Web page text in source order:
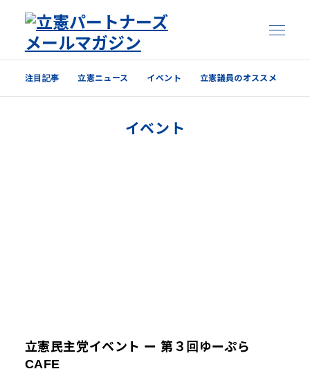
注目記事 立憲ニュース イベント 立憲議員のオススメ
イベント
立憲民主党イベント ー 第３回ゆーぷら
CAFE